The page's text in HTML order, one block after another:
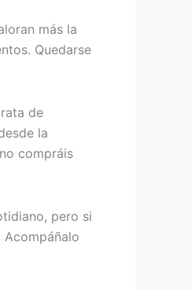
más la
Quedarse
de
la
compráis
pero si